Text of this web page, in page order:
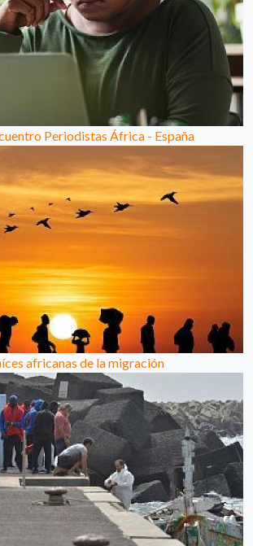
Periodistas África - España
africanas de la migración